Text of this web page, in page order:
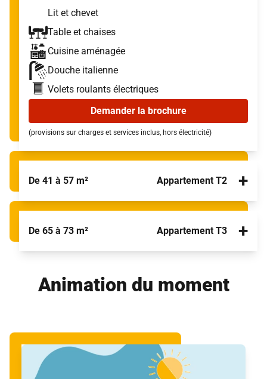
Lit et chevet
Table et chaises
Cuisine aménagée
Douche italienne
Volets roulants électriques
Demander la brochure
(provisions sur charges et services inclus, hors électricité)
De 41 à 57 m² Appartement T2 +
Un environnement de vie pratique idéal pour une
personne seule ou un couple
Les appartements T2 offrent davantage de confort
De 65 à 73 m² Appartement T3 +
Animation du moment